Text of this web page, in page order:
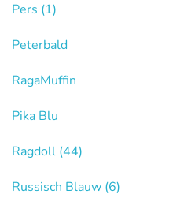
Pers (1)
Peterbald
RagaMuffin
Pika Blu
Ragdoll (44)
Russisch Blauw (6)